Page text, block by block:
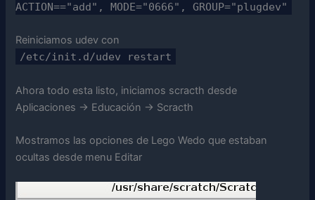
ACTION=="add", MODE="0666", GROUP="plugdev"
Reiniciamos udev con
/etc/init.d/udev restart
Ahora todo esta listo, iniciamos scracth desde
Aplicaciones -> Educación -> Scracth
Mostramos las opciones de Lego Wedo que estaban
ocultas desde menu Editar